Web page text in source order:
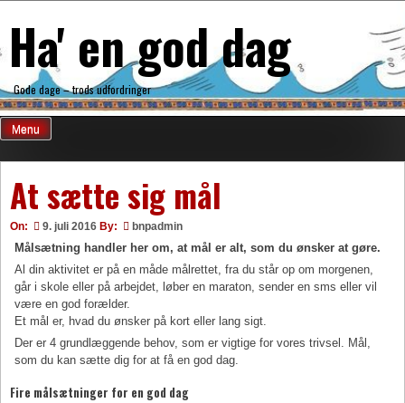
content
Ha' en god dag
Gode dage – trods udfordringer
Menu
At sætte sig mål
On: 9. juli 2016 By: bnpadmin
Målsætning handler her om, at mål er alt, som du ønsker at gøre.
Al din aktivitet er på en måde målrettet, fra du står op om morgenen,
går i skole eller på arbejdet, løber en maraton, sender en sms eller vil
være en god forælder.
Et mål er, hvad du ønsker på kort eller lang sigt.
Der er 4 grundlæggende behov, som er vigtige for vores trivsel. Mål,
som du kan sætte dig for at få en god dag.
Fire målsætninger for en god dag